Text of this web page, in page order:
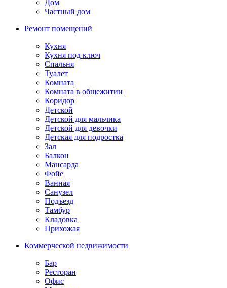
Дом
Частный дом
Ремонт помещений
Кухня
Кухня под ключ
Спальня
Туалет
Комната
Комната в общежитии
Коридор
Детской
Детской для мальчика
Детской для девочки
Детская для подростка
Зал
Балкон
Мансарда
Фойе
Ванная
Санузел
Подъезд
Тамбур
Кладовка
Прихожая
Коммерческой недвижимости
Бар
Ресторан
Офис